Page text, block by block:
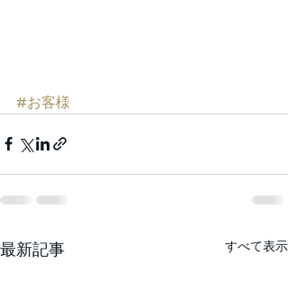
#お客様
最新記事 すべて表示